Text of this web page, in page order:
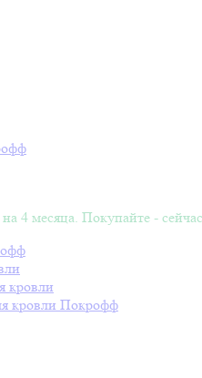
4 месяца. Покупайте -
кровли
кровли Покрофф